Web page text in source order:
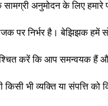
सामग्री अनुमोदन के लिए
पर निर्भर है। बेझिझक हमें
करें कि आप समन्वयक हैं
किसी भी व्यक्ति या संपत्ति